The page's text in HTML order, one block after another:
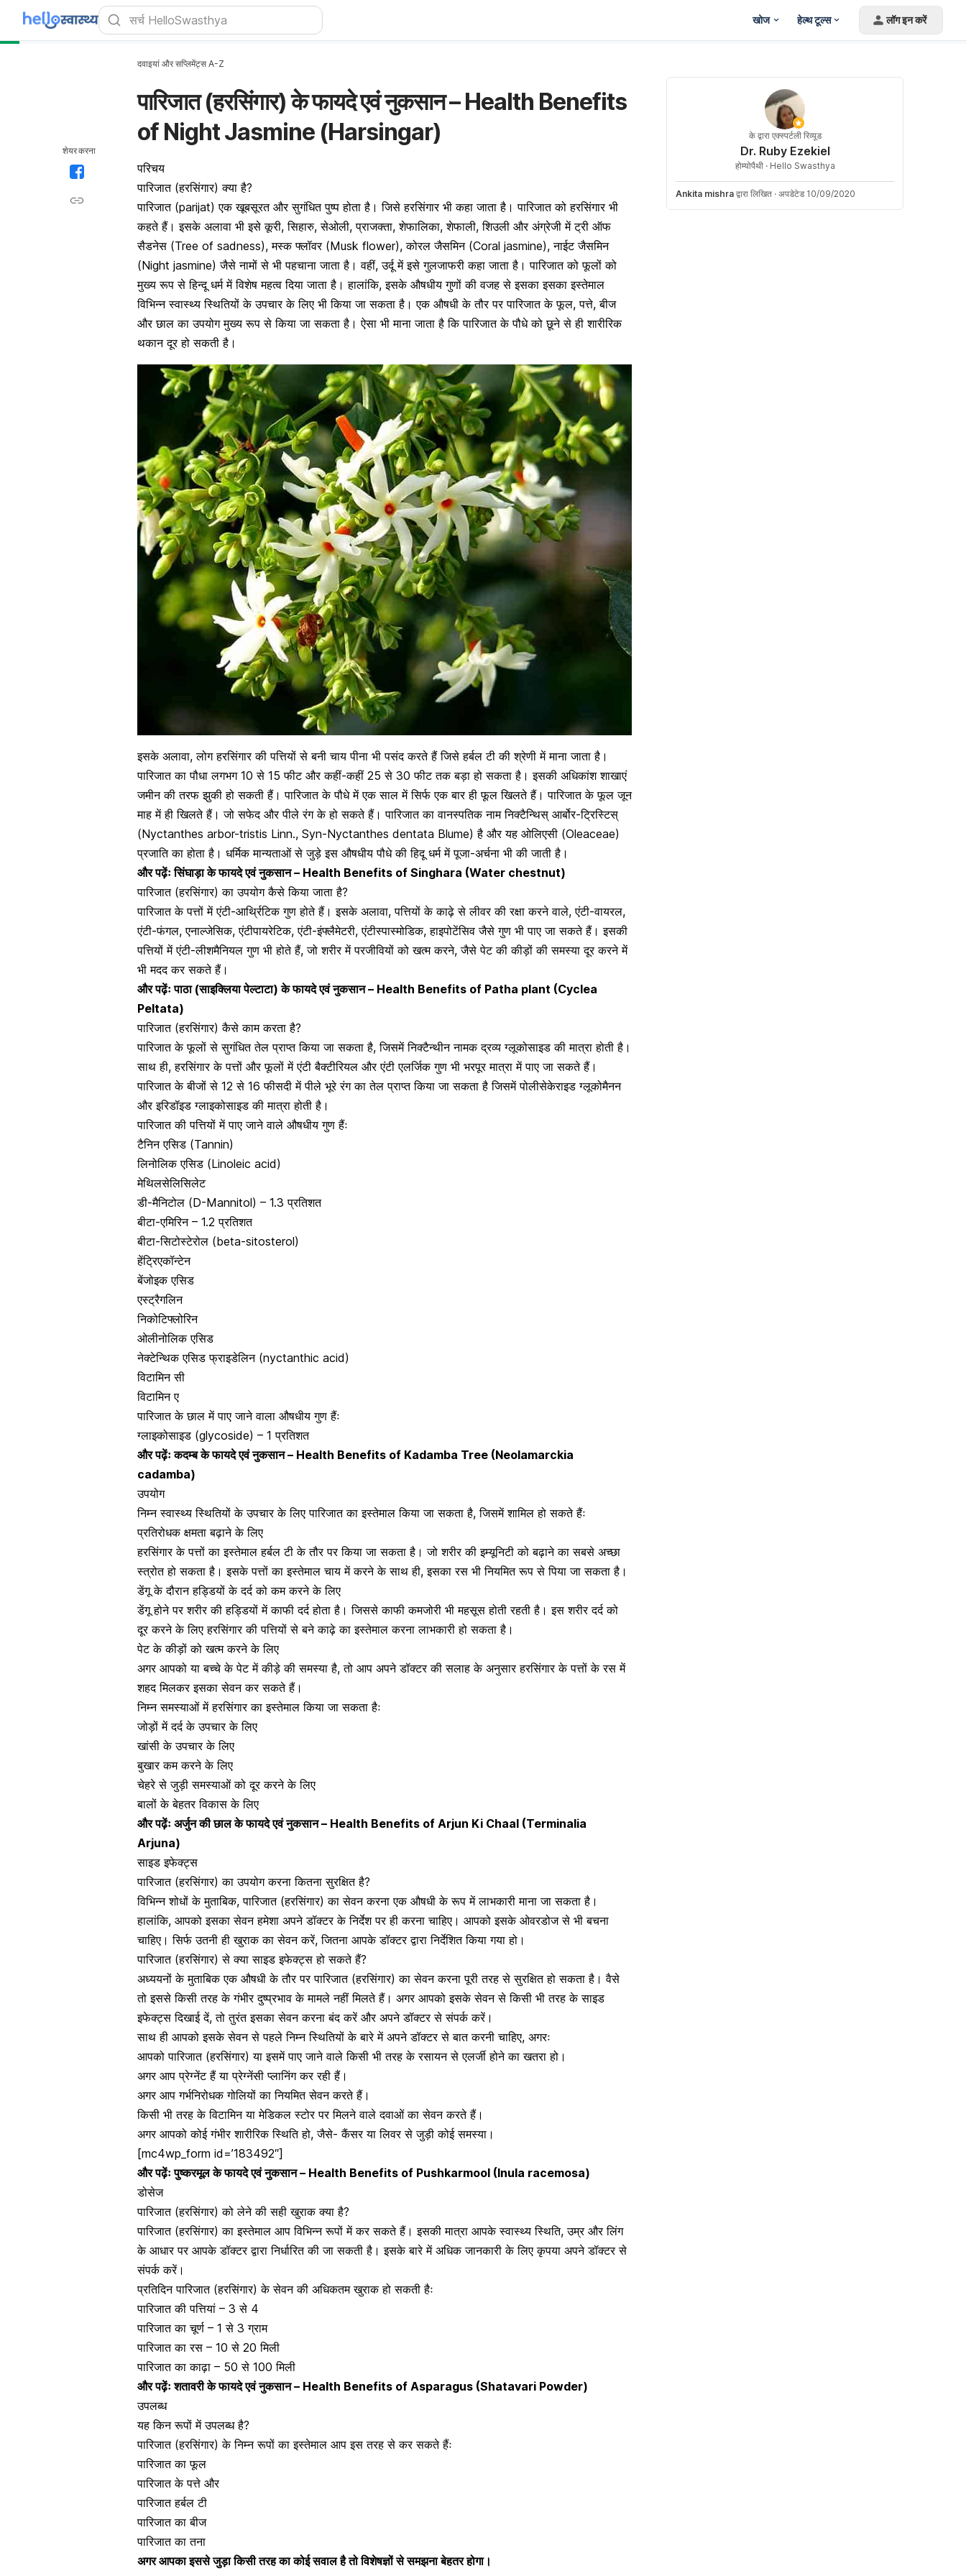
खोज हेल्थ टूल्स लॉग इन करें
शेयर करना
दवाइयां और सप्लिमेंट्स A-Z
पारिजात (हरसिंगार) के फायदे एवं नुकसान – Health Benefits
of Night Jasmine (Harsingar)
परिचय
पारिजात (हरसिंगार) क्या है?
पारिजात (parijat) एक खूबसूरत और सुगंधित पुष्प होता है। जिसे हरसिंगार भी कहा जाता है। पारिजात को हरसिंगार भी
कहते हैं। इसके अलावा भी इसे कूरी, सिहारु, सेओली, प्राजक्ता, शेफालिका, शेफाली, शिउली और अंग्रेजी में ट्री ऑफ
सैडनेस (Tree of sadness), मस्क फ्लॉवर (Musk flower), कोरल जैसमिन (Coral jasmine), नाईट जैसमिन
(Night jasmine) जैसे नामों से भी पहचाना जाता है। वहीं, उर्दू में इसे गुलजाफरी कहा जाता है। पारिजात को फूलों को
मुख्य रूप से हिन्दू धर्म में विशेष महत्व दिया जाता है। हालांकि, इसके औषधीय गुणों की वजह से इसका इसका इस्तेमाल
विभिन्न स्वास्थ्य स्थितियों के उपचार के लिए भी किया जा सकता है। एक औषधी के तौर पर पारिजात के फूल, पत्ते, बीज
और छाल का उपयोग मुख्य रूप से किया जा सकता है। ऐसा भी माना जाता है कि पारिजात के पौधे को छूने से ही शारीरिक
थकान दूर हो सकती है।
इसके अलावा, लोग हरसिंगार की पत्तियों से बनी चाय पीना भी पसंद करते हैं जिसे हर्बल टी की श्रेणी में माना जाता है।
पारिजात का पौधा लगभग 10 से 15 फीट और कहीं-कहीं 25 से 30 फीट तक बड़ा हो सकता है। इसकी अधिकांश शाखाएं
जमीन की तरफ झुकी हो सकती हैं। पारिजात के पौधे में एक साल में सिर्फ एक बार ही फूल खिलते हैं। पारिजात के फूल जून
माह में ही खिलते हैं। जो सफेद और पीले रंग के हो सकते हैं। पारिजात का वानस्पतिक नाम निक्टैन्थिस् आर्बोर-ट्रिस्टिस्
(Nyctanthes arbor-tristis Linn., Syn-Nyctanthes dentata Blume) है और यह ओलिएसी (Oleaceae)
प्रजाति का होता है। धर्मिक मान्यताओं से जुड़े इस औषधीय पौधे की हिदू धर्म में पूजा-अर्चना भी की जाती है।
और पढ़ेंःसिंघाड़ा के फायदे एवं नुकसान – Health Benefits of Singhara (Water chestnut)
पारिजात (हरसिंगार) का उपयोग कैसे किया जाता है?
पारिजात के पत्तों में एंटी-आर्थ्रिटिक गुण होते हैं। इसके अलावा, पत्तियों के काढ़े सेलीवर की रक्षा करने वाले, एंटी-वायरल,
एंटी-फंगल, एनाल्जेसिक, एंटीपायरेटिक,एंटी-इंफ्लैमेटरी, एंटीस्पास्मोडिक, हाइपोटेंसिव जैसे गुण भी पाए जा सकते हैं। इसकी
पत्तियों में एंटी-लीशमैनियल गुण भी होते हैं, जो शरीर में परजीवियों को खत्म करने, जैसेपेट की कीड़ों की समस्या दूर करनेमें
भी मदद कर सकते हैं।
और पढ़ेंःपाठा (साइक्लिया पेल्टाटा) के फायदे एवं नुकसान – Health Benefits of Patha plant (Cyclea
Peltata)
पारिजात (हरसिंगार) कैसे काम करता है?
पारिजात के फूलों से सुगंधित तेल प्राप्त किया जा सकता है, जिसमें निक्टैन्थीन नामक द्रव्य ग्लूकोसाइड की मात्रा होती है।
साथ ही, हरसिंगार के पत्तों और फूलों में एंटी बैक्टीरियल और एंटी एलर्जिक गुण भी भरपूर मात्रा में पाए जा सकते हैं।
पारिजात के बीजों से 12 से 16 फीसदी में पीले भूरे रंग का तेल प्राप्त किया जा सकता है जिसमें पोलीसेकेराइड ग्लूकोमैनन
और इरिडॉइड ग्लाइकोसाइड की मात्रा होती है।
पारिजात की पत्तियों में पाए जाने वाले औषधीय गुण हैंः
टैनिन एसिड (Tannin)
लिनोलिक एसिड (Linoleic acid)
मेथिलसेलिसिलेट
डी-मैनिटोल (D-Mannitol) – 1.3 प्रतिशत
बीटा-एमिरिन – 1.2 प्रतिशत
बीटा-सिटोस्टेरोल (beta-sitosterol)
हेंट्रिएकॉन्टेन
बेंजोइक एसिड
एस्ट्रैगलिन
निकोटिफ्लोरिन
ओलीनोलिक एसिड
नेक्टेन्थिक एसिड फ्राइडेलिन (nyctanthic acid)
विटामिन सी
विटामिन ए
पारिजात के छाल में पाए जाने वाला औषधीय गुण हैंः
ग्लाइकोसाइड (glycoside) – 1 प्रतिशत
और पढ़ेंःकदम्ब के फायदे एवं नुकसान – Health Benefits of Kadamba Tree (Neolamarckia
cadamba)
उपयोग
निम्न स्वास्थ्य स्थितियों के उपचार के लिए पारिजात का इस्तेमाल किया जा सकता है, जिसमें शामिल हो सकते हैंः
प्रतिरोधक क्षमता बढ़ाने के लिए
हरसिंगार के पत्तों का इस्तेमाल हर्बल टी के तौर पर किया जा सकता है। जो शरीर कीइम्यूनिटी को बढ़ानेका सबसे अच्छा
स्त्रोत हो सकता है। इसके पत्तों का इस्तेमाल चाय में करने के साथ ही, इसका रस भी नियमित रूप से पिया जा सकता है।
डेंगू के दौरान हड्डियों के दर्द को कम करने के लिए
डेंगूहोने पर शरीर कीहड्डियों में काफी दर्दहोता है। जिससे काफी कमजोरी भी महसूस होती रहती है। इस शरीर दर्द को
दूर करने के लिए हरसिंगार की पत्तियों से बने काढ़े का इस्तेमाल करना लाभकारी हो सकता है।
पेट के कीड़ों को खत्म करने के लिए
अगर आपको याबच्चे के पेट में कीड़े की समस्या है, तो आप अपने डॉक्टर की सलाह के अनुसार हरसिंगार के पत्तों के रस में
शहद मिलकर इसका सेवन कर सकते हैं।
निम्न समस्याओं में हरसिंगार का इस्तेमाल किया जा सकता हैः
जोड़ों में दर्द के उपचारके लिए
खांसीके उपचार के लिए
बुखारकम करने के लिए
चेहरे से जुड़ी समस्याओं को दूर करने के लिए
बालों के बेहतर विकास के लिए
और पढ़ेंः अर्जुन की छाल के फायदे एवं नुकसान – Health Benefits of Arjun Ki Chaal (Terminalia
Arjuna)
साइड इफेक्ट्स
पारिजात (हरसिंगार) का उपयोग करना कितना सुरक्षित है?
विभिन्न शोधों के मुताबिक, पारिजात (हरसिंगार) का सेवन करना एक औषधी के रूप में लाभकारी माना जा सकता है।
हालांकि, आपको इसका सेवन हमेशा अपने डॉक्टर के निर्देश पर ही करना चाहिए। आपको इसके ओवरडोज से भी बचना
चाहिए। सिर्फ उतनी ही खुराक का सेवन करें, जितना आपके डॉक्टर द्वारा निर्देशित किया गया हो।
पारिजात (हरसिंगार) से क्या साइड इफेक्ट्स हो सकते हैं?
अध्ययनों के मुताबिक एक औषधी के तौर पर पारिजात (हरसिंगार) का सेवन करना पूरी तरह से सुरक्षित हो सकता है। वैसे
तो इससे किसी तरह के गंभीर दुष्प्रभाव के मामले नहीं मिलते हैं। अगर आपको इसके सेवन से किसी भी तरह के साइड
इफेक्ट्स दिखाई दें, तो तुरंत इसका सेवन करना बंद करें और अपने डॉक्टर से संपर्क करें।
साथ ही आपको इसके सेवन से पहले निम्न स्थितियों के बारे में अपने डॉक्टर से बात करनी चाहिए, अगरः
आपको पारिजात (हरसिंगार) या इसमें पाए जाने वाले किसी भी तरह के रसायन से एलर्जी होने का खतरा हो।
अगर आप प्रेग्नेंट हैं याप्रेग्नेंसी प्लानिंगकर रही हैं।
अगर आप गर्भनिरोधक गोलियों का नियमित सेवन करते हैं।
किसी भी तरह के विटामिन या मेडिकल स्टोर पर मिलने वाले दवाओं का सेवन करते हैं।
अगर आपको कोई गंभीर शारीरिक स्थिति हो, जैसे- कैंसर या लिवर से जुड़ी कोई समस्या।
[mc4wp_form id=’183492″]
और पढ़ेंःपुष्करमूल के फायदे एवं नुकसान – Health Benefits of Pushkarmool (Inula racemosa)
डोसेज
पारिजात (हरसिंगार) को लेने की सही खुराक क्या है?
पारिजात (हरसिंगार) का इस्तेमाल आप विभिन्न रूपों में कर सकते हैं। इसकी मात्रा आपके स्वास्थ्य स्थिति, उम्र और लिंग
के आधार पर आपके डॉक्टर द्वारा निर्धारित की जा सकती है। इसके बारे में अधिक जानकारी के लिए कृपया अपने डॉक्टर से
संपर्क करें।
प्रतिदिन पारिजात (हरसिंगार) के सेवन की अधिकतम खुराक हो सकती हैः
पारिजात की पत्तियां – 3 से 4
पारिजात का चूर्ण – 1 से 3 ग्राम
पारिजात का रस – 10 से 20 मिली
पारिजात का काढ़ा – 50 से 100 मिली
और पढ़ेंःशतावरी के फायदे एवं नुकसान – Health Benefits of Asparagus (Shatavari Powder)
उपलब्ध
यह किन रूपों में उपलब्ध है?
पारिजात (हरसिंगार) के निम्न रूपों का इस्तेमाल आप इस तरह से कर सकते हैंः
पारिजात का फूल
पारिजात के पत्ते और
पारिजात हर्बल टी
पारिजात का बीज
पारिजात का तना
अगर आपका इससे जुड़ा किसी तरह का कोई सवाल है तो विशेषज्ञों से समझना बेहतर होगा।
के द्वारा एक्स्पर्टली रिव्यूड
Dr. Ruby Ezekiel
होम्योपैथी · Hello Swasthya
Ankita mishra द्वारा लिखित · अपडेटेड 10/09/2020